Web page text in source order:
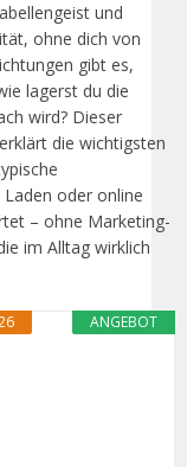
und
ohne dich von
gibt es,
lagerst du die
wird? Dieser
die wichtigsten
oder online
– ohne Marketing-
im Alltag wirklich
ANGEBOT